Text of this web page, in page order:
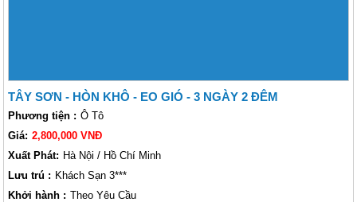
TÂY SƠN - HÒN KHÔ - EO GIÓ - 3 NGÀY 2 ĐÊM
Phương tiện : Ô Tô
Giá: 2,800,000 VNĐ
Xuất Phát: Hà Nội / Hồ Chí Minh
Lưu trú : Khách Sạn 3***
Khởi hành : Theo Yêu Cầu